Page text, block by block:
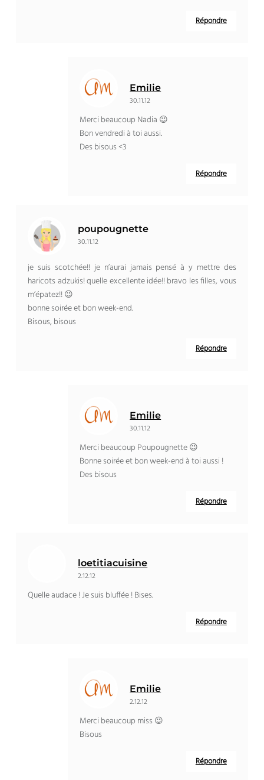
Répondre
Emilie
30.11.12
Merci beaucoup Nadia 😉
Bon vendredi à toi aussi.
Des bisous <3
Répondre
poupougnette
30.11.12
je suis scotchée!! je n’aurai jamais pensé à y mettre des
haricots adzukis! quelle excellente idée!! bravo les filles, vous
m’épatez!! 😉
bonne soirée et bon week-end.
Bisous, bisous
Répondre
Emilie
30.11.12
Merci beaucoup Poupougnette 😉
Bonne soirée et bon week-end à toi aussi !
Des bisous
Répondre
loetitiacuisine
2.12.12
Quelle audace ! Je suis bluffée ! Bises.
Répondre
Emilie
2.12.12
Merci beaucoup miss 😉
Bisous
Répondre